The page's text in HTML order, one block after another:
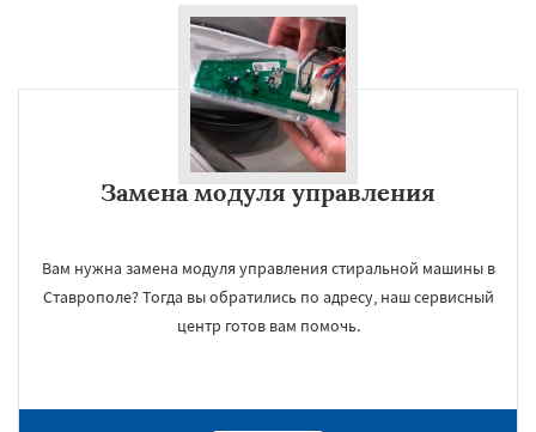
Замена модуля управления
Вам нужна замена модуля управления стиральной машины в
Ставрополе? Тогда вы обратились по адресу, наш сервисный
центр готов вам помочь.